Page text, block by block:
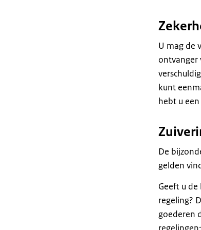
U mag de
ontvanger
kunt
hebt u
De
gelden
Geeft u
regeling?
goederen